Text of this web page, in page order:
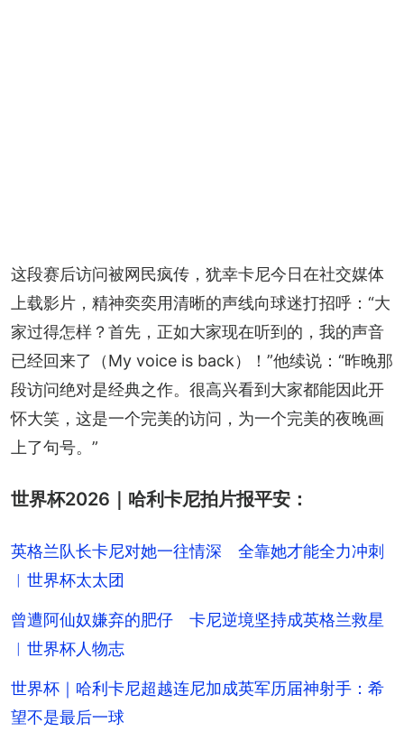
这段赛后访问被网民疯传，犹幸卡尼今日在社交媒体
上载影片，精神奕奕用清晰的声线向球迷打招呼：“大
家过得怎样？首先，正如大家现在听到的，我的声音
已经回来了（My voice is back）！”他续说：“昨晚那
段访问绝对是经典之作。很高兴看到大家都能因此开
怀大笑，这是一个完美的访问，为一个完美的夜晚画
上了句号。”
世界杯2026｜哈利卡尼拍片报平安：
英格兰队长卡尼对她一往情深 全靠她才能全力冲刺
︱世界杯太太团
曾遭阿仙奴嫌弃的肥仔 卡尼逆境坚持成英格兰救星
︱世界杯人物志
世界杯｜哈利卡尼超越连尼加成英军历届神射手：希
望不是最后一球